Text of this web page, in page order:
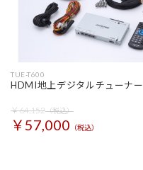
TUE-T600
HDMI地上デジタルチューナー
￥64,152（税込）
￥57,000 （税込）